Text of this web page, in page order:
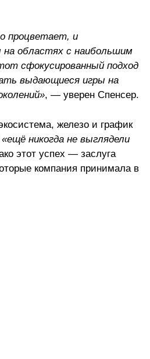
процветает, и
на областях с наибольшим
сфокусированный подход
выдающиеся игры на
, — уверен Спенсер.
железо и график
«ещё никогда не выглядели
этот успех — заслуга
компания принимала в